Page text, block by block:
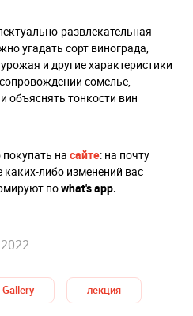
развлекательная
угадать сорт винограда,
и другие характеристики
сомелье,
объяснять тонкости вин
на сайте: на почту
каких-либо изменений вас
поwhat's app.
Gallery лекция